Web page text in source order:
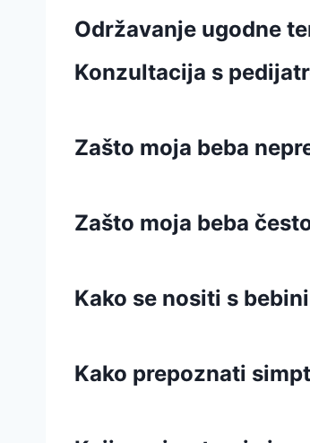
Održavanje ugodne
Konzultacija s
Zašto moja beba
Zašto moja beba
Kako se nositi s
Kako prepoznati